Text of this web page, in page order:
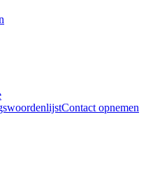
Contact opnemen